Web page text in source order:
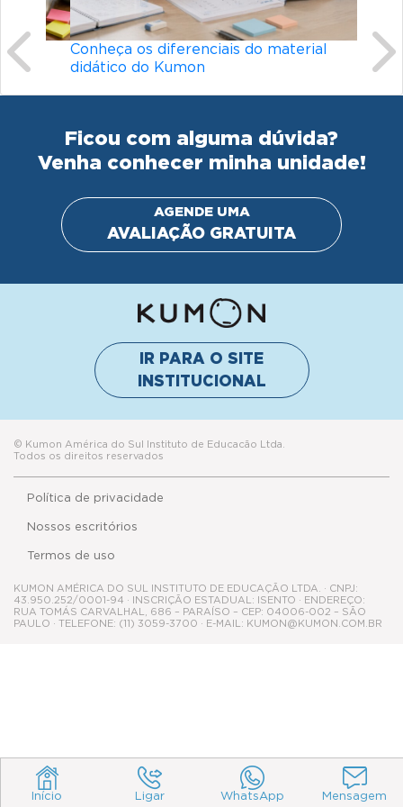
Início Ligar WhatsApp Mensagem
Conheça os diferenciais do material
didático do Kumon
Ficou com alguma dúvida?
Venha conhecer minha unidade!
AGENDE UMA
AVALIAÇÃO GRATUITA
IR PARA O SITE
INSTITUCIONAL
© Kumon América do Sul Instituto de Educacão Ltda.
Todos os direitos reservados
Política de privacidade
Termos de uso
Nossos escritórios
KUMON AMÉRICA DO SUL INSTITUTO DE EDUCAÇÃO LTDA. · CNPJ:
43.950.252/0001-94 · INSCRIÇÃO ESTADUAL: ISENTO · ENDEREÇO:
RUA TOMÁS CARVALHAL, 686 – PARAÍSO – CEP: 04006-002 – SÃO
PAULO · TELEFONE: (11) 3059-3700 · E-MAIL: KUMON@KUMON.COM.BR